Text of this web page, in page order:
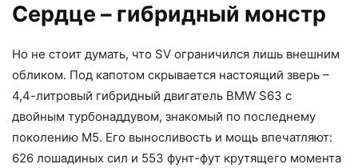
Сердце – гибридный монстр
Но не стоит думать, что SV ограничился лишь внешним
обликом. Под капотом скрывается настоящий зверь –
4,4-литровый гибридный двигатель BMW S63 с
двойным турбонаддувом, знакомый по последнему
поколению M5. Его выносливость и мощь впечатляют:
626 лошадиных сил и 553 фунт-фут крутящего момента